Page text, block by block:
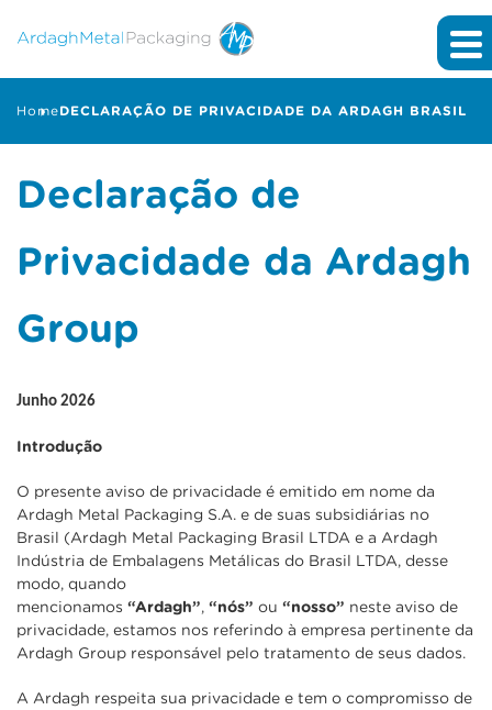
HomeDECLARAÇÃO DE PRIVACIDADE DA ARDAGH BRASIL
Declaração de
Privacidade da Ardagh
Group
Junho 2026
Introdução
O presente aviso de privacidade é emitido em nome da
Ardagh Metal Packaging S.A. e de suas subsidiárias no
Brasil (Ardagh Metal Packaging Brasil LTDA e a Ardagh
Indústria de Embalagens Metálicas do Brasil LTDA, desse
modo, quando
mencionamos “Ardagh”, “nós” ou “nosso” neste aviso de
privacidade, estamos nos referindo à empresa pertinente da
Ardagh Group responsável pelo tratamento de seus dados.
A Ardagh respeita sua privacidade e tem o compromisso de